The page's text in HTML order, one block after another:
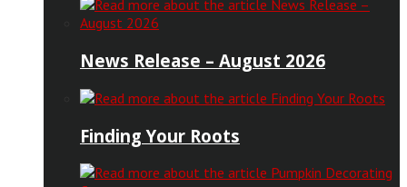
News Release – August 2026
Finding Your Roots